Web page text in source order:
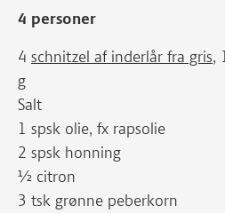
4 personer
4 schnitzel af inderlår fra gris,
g
Salt
1 spsk olie, fx rapsolie
2 spsk honning
½ citron
3 tsk grønne peberkorn